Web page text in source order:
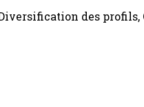
des profils,